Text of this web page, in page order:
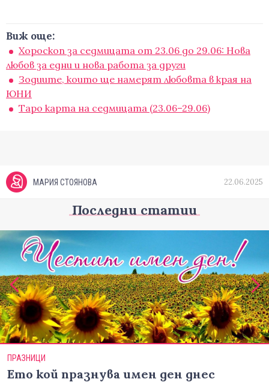
Виж още:
Хороскоп за седмицата от 23.06 до 29.06: Нова
любов за едни и нова работа за други
Зодиите, които ще намерят любовта в края на
ЮНИ
Таро карта на седмицата (23.06–29.06)
МАРИЯ СТОЯНОВА 22.06.2025
Последни статии
ПРАЗНИЦИ
Ето кой празнува имен ден днес